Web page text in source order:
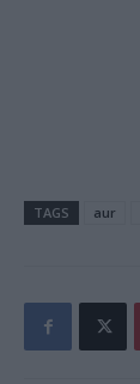
TAGS aur